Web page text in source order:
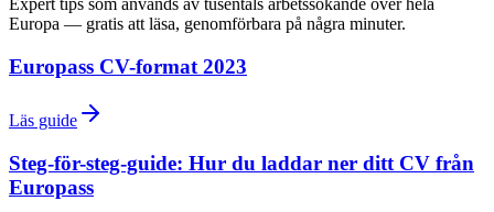
Expert tips som används av tusentals arbetssökande över hela
Europa — gratis att läsa, genomförbara på några minuter.
Europass CV-format 2023
Läs guide
Steg-för-steg-guide: Hur du laddar ner ditt CV från
Europass